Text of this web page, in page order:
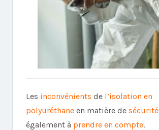
Les inconvénients de l’isolation en
polyuréthane en matière de sécurité
également à prendre en compte.